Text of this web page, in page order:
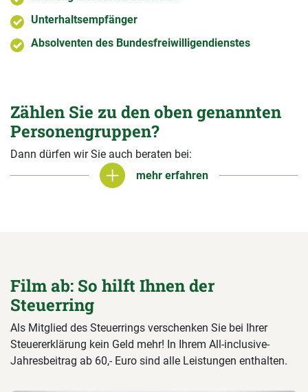
Unterhaltsempfänger
Absolventen des Bundesfreiwilligendienstes
Zählen Sie zu den oben genannten
Personengruppen?
Dann dürfen wir Sie auch beraten bei:
mehr erfahren
mehr erfahren
Film ab: So hilft Ihnen der
Steuerring
Als Mitglied des Steuerrings verschenken Sie bei Ihrer
Steuererklärung kein Geld mehr! In Ihrem All-inclusive-
Jahresbeitrag ab 60,- Euro sind alle Leistungen enthalten.